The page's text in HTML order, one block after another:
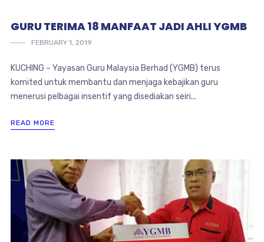
GURU TERIMA 18 MANFAAT JADI AHLI YGMB
FEBRUARY 1, 2019
KUCHING – Yayasan Guru Malaysia Berhad (YGMB) terus
komited untuk membantu dan menjaga kebajikan guru
menerusi pelbagai insentif yang disediakan seiri...
READ MORE